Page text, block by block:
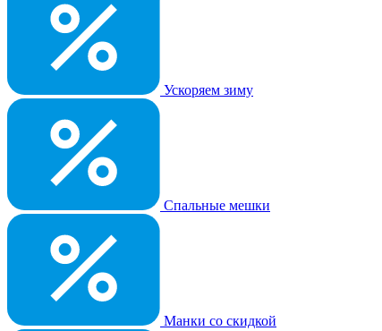
Ускоряем зиму
Спальные мешки
Манки со скидкой